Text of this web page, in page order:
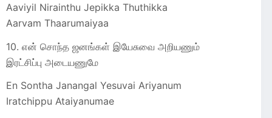
Aaviyil Nirainthu Jepikka Thuthikka
Aarvam Thaarumaiyaa
10. என் சொந்த ஜனங்கள் இயேசுவை அறியணும்
இரட்சிப்பு அடையணுமே
En Sontha Janangal Yesuvai Ariyanum
Iratchippu Ataiyanumae